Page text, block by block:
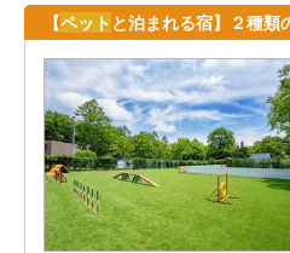
【ペット と泊まれる宿】２種類